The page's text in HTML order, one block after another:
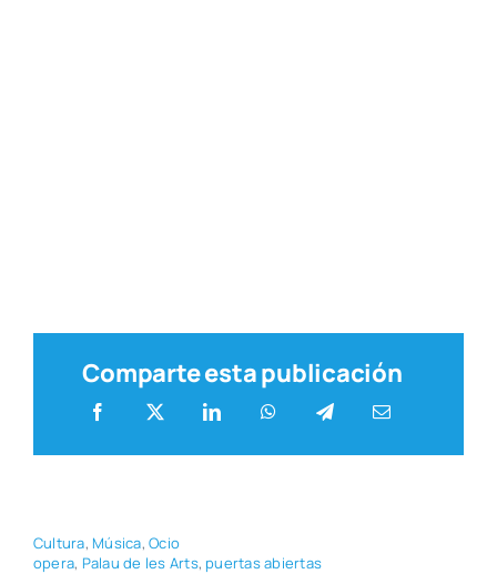
Comparte esta publicación
Cul­tu­ra, Músi­ca,Ocio
ope­ra, Palau de les Arts, puer­tas abier­tas